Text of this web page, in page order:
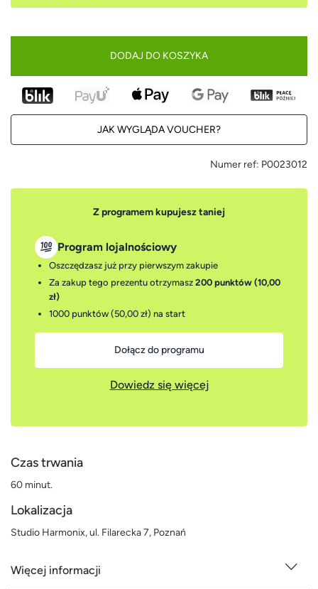
DODAJ DO KOSZYKA
JAK WYGLĄDA VOUCHER?
Numer ref: P0023012
Z programem kupujesz taniej
Program lojalnościowy
Oszczędzasz już przy pierwszym zakupie
Za zakup tego prezentu otrzymasz 200 punktów (10,00
zł)
1000 punktów (50,00 zł) na start
Dołącz do programu
Dowiedz się więcej
Czas trwania
60 minut.
Lokalizacja
Studio Harmonix, ul. Filarecka 7, Poznań
Więcej informacji